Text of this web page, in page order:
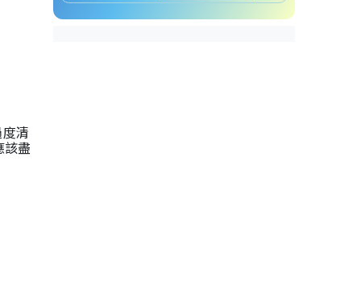
清
盡